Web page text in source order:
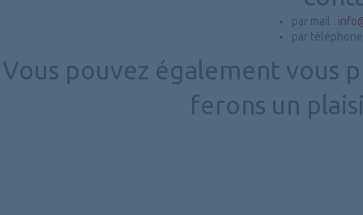
par mail :
par
Vous pouvez également vous
ferons un